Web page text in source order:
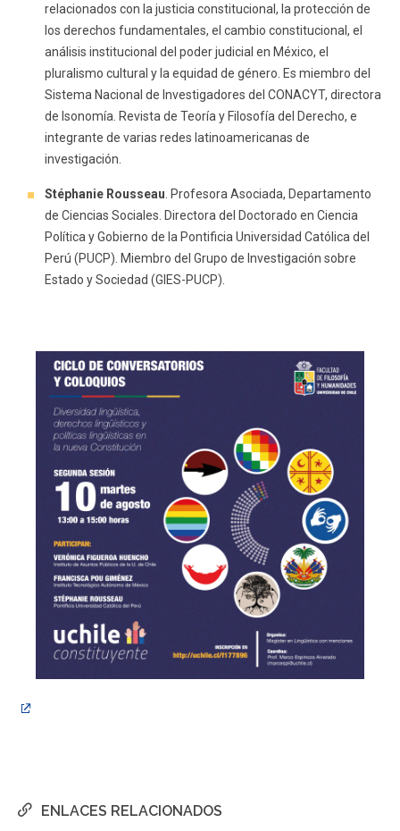
ENLACES RELACIONADOS
relacionados con la justicia constitucional, la protección de
los derechos fundamentales, el cambio constitucional, el
análisis institucional del poder judicial en México, el
pluralismo cultural y la equidad de género. Es miembro del
Sistema Nacional de Investigadores del CONACYT, directora
de Isonomía. Revista de Teoría y Filosofía del Derecho, e
integrante de varias redes latinoamericanas de
investigación.
Stéphanie Rousseau . Profesora Asociada, Departamento
de Ciencias Sociales. Directora del Doctorado en Ciencia
Política y Gobierno de la Pontificia Universidad Católica del
Perú (PUCP). Miembro del Grupo de Investigación sobre
Estado y Sociedad (GIES-PUCP).